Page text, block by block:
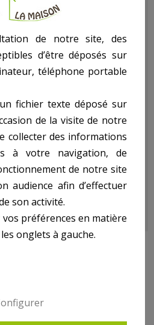
tungstène et outils de frappe à
mm
attentes du marché, les
fruit de plus de 35 ans d’expérience
l’équipement de la maison. Leur
efficace et adaptée à
particuliers, quel que soit leur
pour une utilisation
fréquentes.
de notre site, des
d’être déposés sur
téléphone portable
fichier texte déposé sur
de la visite de notre
collecter des informations
à votre navigation, de
de notre site
audience afin d’effectuer
son activité.
préférences en matière
onglets à gauche.